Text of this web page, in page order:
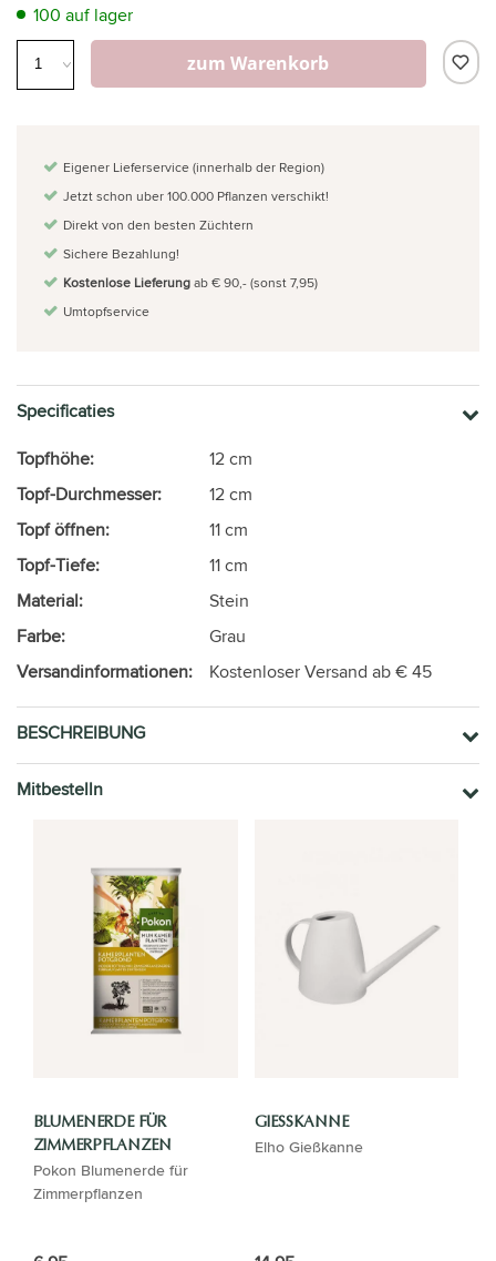
100 auf lager
zum Warenkorb
Eigener Lieferservice (innerhalb der Region)
Jetzt schon uber 100.000 Pflanzen verschikt!
Direkt von den besten Züchtern
Sichere Bezahlung!
Kostenlose Lieferungab € 90,- (sonst 7,95)
Umtopfservice
Specificaties
Topfhöhe:
12 cm
Topf-Durchmesser:
12 cm
Topf öffnen:
11 cm
Topf-Tiefe:
11 cm
Material:
Stein
Farbe:
Grau
Versandinformationen:
Kostenloser Versand ab € 45
BESCHREIBUNG
Mitbestelln
BLUMENERDE FÜR
ZIMMERPFLANZEN
Pokon Blumenerde für
Zimmerpflanzen
GIESSKANNE
Elho Gießkanne